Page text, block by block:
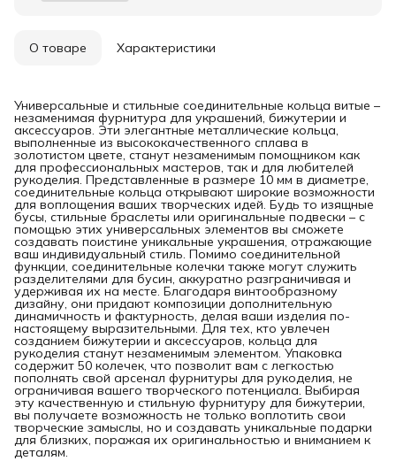
О товаре Характеристики
Универсальные и стильные соединительные кольца витые –
незаменимая фурнитура для украшений, бижутерии и
аксессуаров. Эти элегантные металлические кольца,
выполненные из высококачественного сплава в
золотистом цвете, станут незаменимым помощником как
для профессиональных мастеров, так и для любителей
рукоделия. Представленные в размере 10 мм в диаметре,
соединительные кольца открывают широкие возможности
для воплощения ваших творческих идей. Будь то изящные
бусы, стильные браслеты или оригинальные подвески – с
помощью этих универсальных элементов вы сможете
создавать поистине уникальные украшения, отражающие
ваш индивидуальный стиль. Помимо соединительной
функции, соединительные колечки также могут служить
разделителями для бусин, аккуратно разграничивая и
удерживая их на месте. Благодаря винтообразному
дизайну, они придают композиции дополнительную
динамичность и фактурность, делая ваши изделия по-
настоящему выразительными. Для тех, кто увлечен
созданием бижутерии и аксессуаров, кольца для
рукоделия станут незаменимым элементом. Упаковка
содержит 50 колечек, что позволит вам с легкостью
пополнять свой арсенал фурнитуры для рукоделия, не
ограничивая вашего творческого потенциала. Выбирая
эту качественную и стильную фурнитуру для бижутерии,
вы получаете возможность не только воплотить свои
творческие замыслы, но и создавать уникальные подарки
для близких, поражая их оригинальностью и вниманием к
деталям.